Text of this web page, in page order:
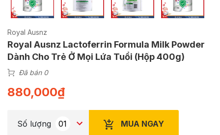
Royal Ausnz
Royal Ausnz Lactoferrin Formula Milk Powder
Dành Cho Trẻ Ở Mọi Lứa Tuổi (Hộp 400g)
Đã bán 0
880,000₫
Số lượng MUA NGAY